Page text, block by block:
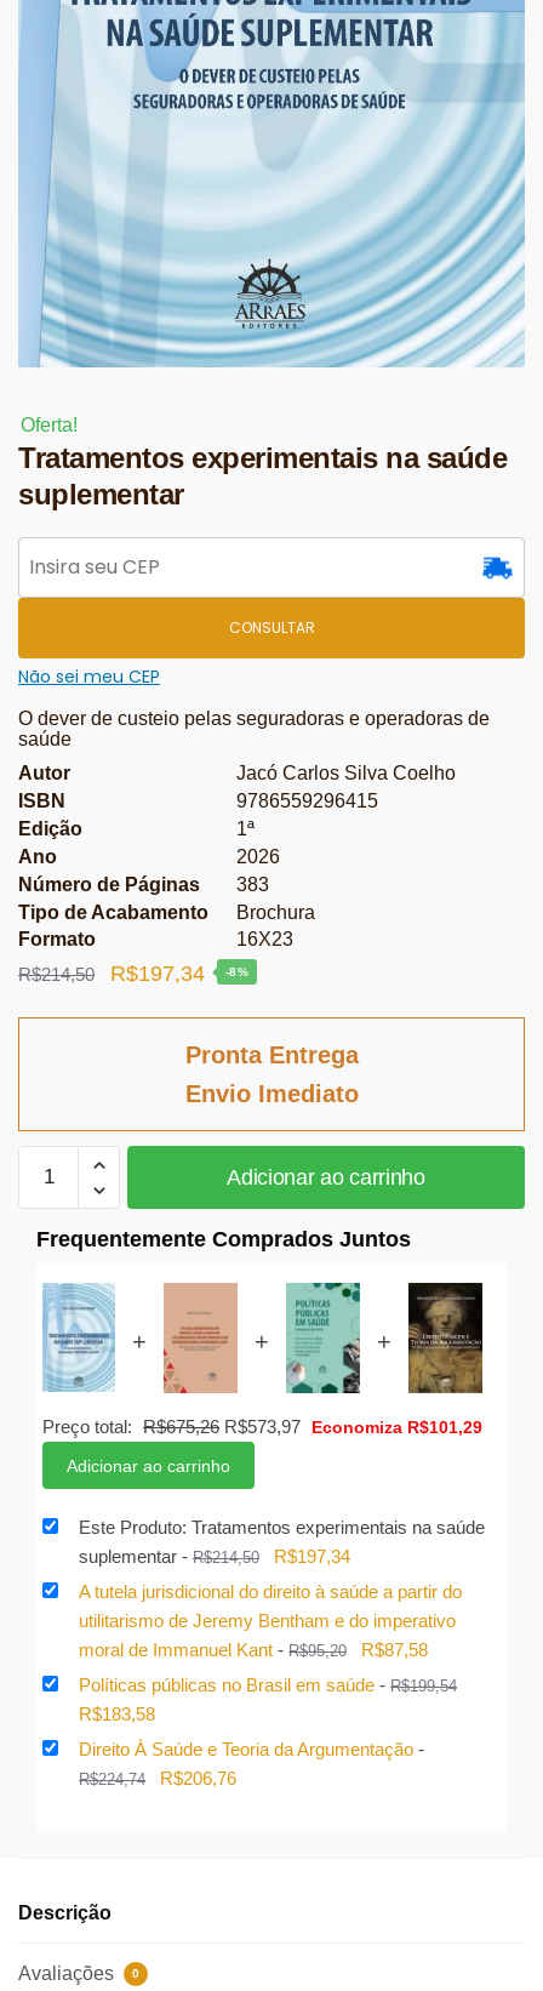
Oferta!
Tratamentos experimentais na saúde
suplementar
CONSULTAR
Não sei meu CEP
O dever de custeio pelas seguradoras e operadoras de
saúde
Autor
Jacó Carlos Silva Coelho
ISBN
9786559296415
Edição
1ª
Ano
2026
Número de Páginas
383
Tipo de Acabamento
Brochura
Formato
16X23
R$214,50
O
R$197,34O
atual
-8%
Pronta Entrega
Envio Imediato
Tratamentos
experimentais
saúde
quantidade
Adicionar ao carrinho
Frequentemente Comprados Juntos
+ + +
Preço total: R$675,26 O
original
R$573,97O
R$573,97.
Economiza R$101,29
Adicionar ao carrinho
Este Produto: Tratamentos experimentais na saúde
suplementar - R$214,50
O
preço
original
era:
R$197,34O
preço
atual
é:
A tutela jurisdicional do direito à saúde a partir do
utilitarismo de Jeremy Bentham e do imperativo
moral de Immanuel Kant - R$95,20
O
preço
R$95,20.
R$87,58O
preço
Políticas públicas no Brasil em saúde - R$199,54
O
preço
original
R$183,58O
preço
atual
Direito À Saúde e Teoria da Argumentação -
R$224,74
O
R$206,76O
Descrição
Avaliações 0